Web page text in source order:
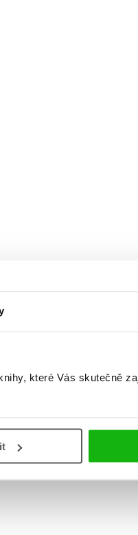
které Vás skutečně